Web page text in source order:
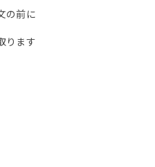
の前に
ります